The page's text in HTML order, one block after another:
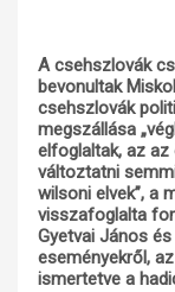
A csehszlovák
bevonultak
csehszlovák
megszállása
elfoglaltak, az
változtatni
wilsoni elvek”, a
visszafoglalta
Gyetvai János
eseményekről,
ismertetve a